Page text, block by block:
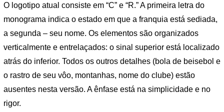
O logotipo atual consiste em “C” e “R.” A primeira letra do
monograma indica o estado em que a franquia está sediada,
a segunda – seu nome. Os elementos são organizados
verticalmente e entrelaçados: o sinal superior está localizado
atrás do inferior. Todos os outros detalhes (bola de beisebol e
o rastro de seu vôo, montanhas, nome do clube) estão
ausentes nesta versão. A ênfase está na simplicidade e no
rigor.